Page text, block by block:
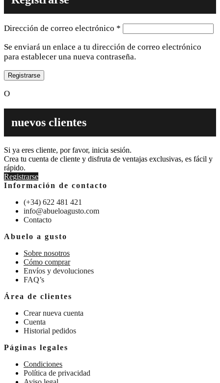
Dirección de correo electrónico *
Se enviará un enlace a tu dirección de correo electrónico
para establecer una nueva contraseña.
Registrarse
O
nuevos clientes
Si ya eres cliente, por favor, inicia sesión.
Crea tu cuenta de cliente y disfruta de ventajas exclusivas, es fácil y
rápido.
Registrarse
Información de contacto
(+34) 622 481 421
info@abueloagusto.com
Contacto
Abuelo a gusto
Sobre nosotros
Cómo comprar
Envíos y devoluciones
FAQ’s
Área de clientes
Crear nueva cuenta
Cuenta
Historial pedidos
Páginas legales
Condiciones
Política de privacidad